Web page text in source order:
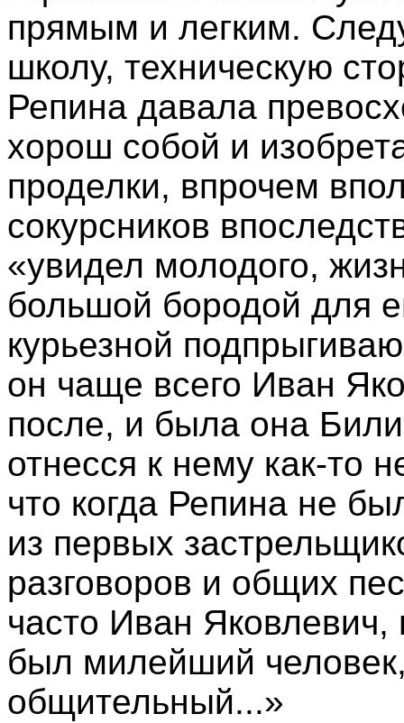
прямым и легким.
школу, техническую
Репина давала
хорош собой и
проделки, впрочем
сокурсников
«увидел молодого,
большой бородой для
курьезной
он чаще всего Иван
после, и была она
отнесся к нему как-то
что когда Репина не
из первых
разговоров и общих
часто Иван Яковлевич,
был милейший
общительный...»